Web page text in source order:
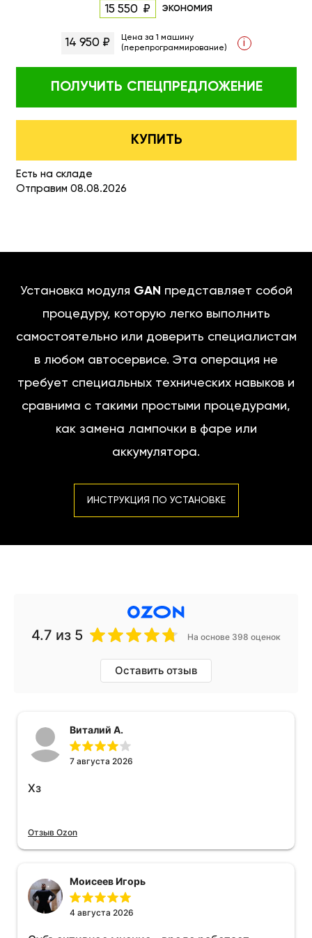
15 550 экономия
14 950 ₽
Цена за 1 машину
(перепрограммирование)
i
ПОЛУЧИТЬ СПЕЦПРЕДЛОЖЕНИЕ
КУПИТЬ
Есть на складе
Отправим 08.08.2026
Установка модуля GAN представляет собой
процедуру, которую легко выполнить
самостоятельно или доверить специалистам
в любом автосервисе. Эта операция не
требует специальных технических навыков и
сравнима с такими простыми процедурами,
как замена лампочки в фаре или
аккумулятора.
ИНСТРУКЦИЯ ПО УСТАНОВКЕ
4.7 из 5 На основе 398 оценок
Оставить отзыв
Виталий А.
7 августа 2026
Хз
Отзыв Ozon
Моисеев Игорь
4 августа 2026